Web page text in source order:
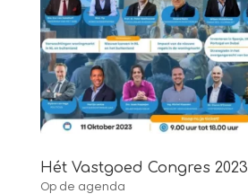
Hét Vastgoed Congres 2023
Op de agenda